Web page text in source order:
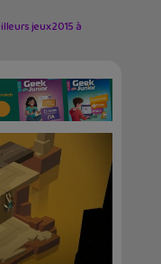
jeux 2015 à